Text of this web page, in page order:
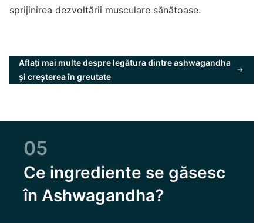
sprijinirea dezvoltării musculare sănătoase.
Aflați mai multe despre legătura dintre ashwagandha
și creșterea în greutate
05
Ce ingrediente se găsesc
în Ashwagandha?